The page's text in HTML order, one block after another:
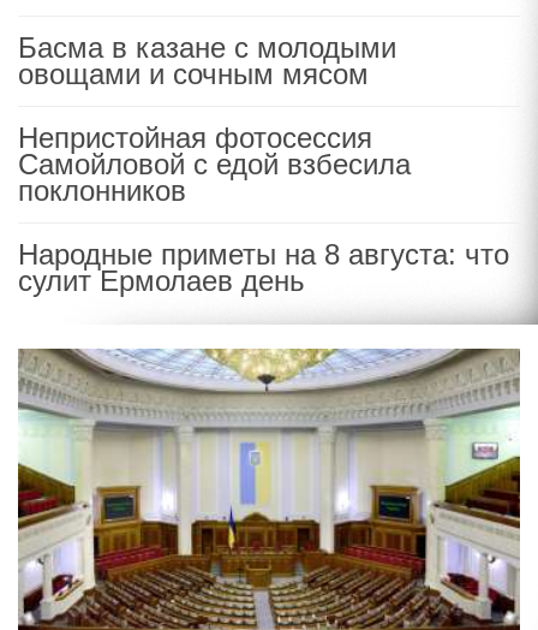
Басма в казане с молодыми
овощами и сочным мясом
Непристойная фотосессия
Самойловой с едой взбесила
поклонников
Народные приметы на 8 августа: что
сулит Ермолаев день